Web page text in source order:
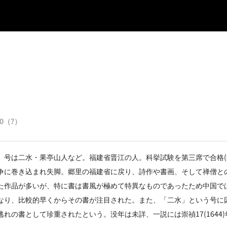
?）
号は二水・果亭山人など。福建省晋江の人。科挙試験を第三席で合
に巻き込まれ失脚。郷里の福建省に戻り、詩作や書画、そして禅僧
作品が多いが、特に書は書風が極めて特異なものであったため中国
り、比較的早くからその書が注目された。また、「二水」という号
れの書として珍重されたという。没年は未詳、一説には崇禎